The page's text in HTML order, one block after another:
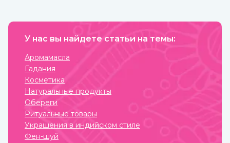
действие. Даже
способны привести к
страданиям человека, для
которого он
изготавливался.
сильными. Также оно
настроение, бодрит и
У нас вы найдете статьи на темы:
Аромамасла
Гадания
Косметика
Натуральные продукты
Обереги
Ритуальные товары
Украшения в индийском стиле
Фен-шуй